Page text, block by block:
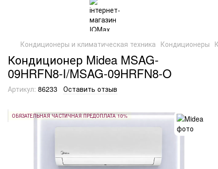
Кондиционеры и климатическая техника Кондиционеры
Кондиционер Midea MSAG-
09HRFN8-I/MSAG-09HRFN8-O
Артикул: 86233 Оставить отзыв
ОБЯЗАТЕЛЬНАЯ ЧАСТИЧНАЯ ПРЕДОПЛАТА 10%